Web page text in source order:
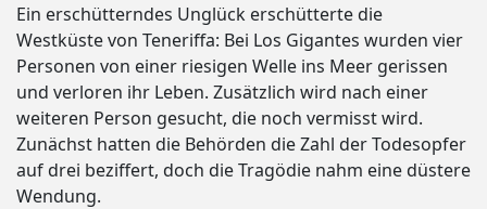
Ein erschütterndes Unglück erschütterte die
Westküste von Teneriffa: Bei Los Gigantes wurden vier
Personen von einer riesigen Welle ins Meer gerissen
und verloren ihr Leben. Zusätzlich wird nach einer
weiteren Person gesucht, die noch vermisst wird.
Zunächst hatten die Behörden die Zahl der Todesopfer
auf drei beziffert, doch die Tragödie nahm eine düstere
Wendung.